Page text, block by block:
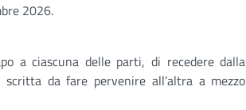
2026.
a ciascuna delle parti, di recedere dalla
scritta da fare pervenire all’altra a mezzo